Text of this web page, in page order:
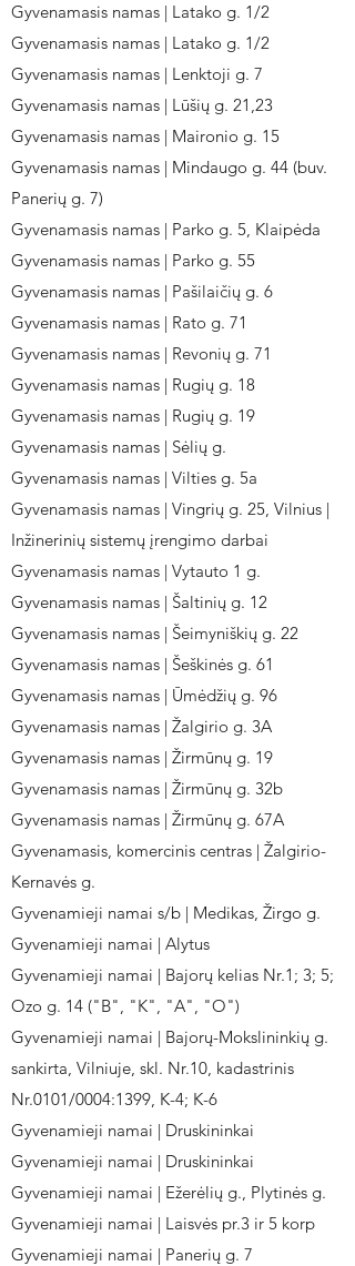
Gyvenamasis namas | Latako g. 1/2
Gyvenamasis namas | Latako g. 1/2
Gyvenamasis namas | Lenktoji g. 7
Gyvenamasis namas | Lūšių g. 21,23
Gyvenamasis namas | Maironio g. 15
Gyvenamasis namas | Mindaugo g. 44 (buv.
Panerių g. 7)
Gyvenamasis namas | Parko g. 5, Klaipėda
Gyvenamasis namas | Parko g. 55
Gyvenamasis namas | Pašilaičių g. 6
Gyvenamasis namas | Rato g. 71
Gyvenamasis namas | Revonių g. 71
Gyvenamasis namas | Rugių g. 18
Gyvenamasis namas | Rugių g. 19
Gyvenamasis namas | Sėlių g.
Gyvenamasis namas | Vilties g. 5a
Gyvenamasis namas | Vingrių g. 25, Vilnius |
Inžinerinių sistemų įrengimo darbai
Gyvenamasis namas | Vytauto 1 g.
Gyvenamasis namas | Šaltinių g. 12
Gyvenamasis namas | Šeimyniškių g. 22
Gyvenamasis namas | Šeškinės g. 61
Gyvenamasis namas | Ūmėdžių g. 96
Gyvenamasis namas | Žalgirio g. 3A
Gyvenamasis namas | Žirmūnų g. 19
Gyvenamasis namas | Žirmūnų g. 32b
Gyvenamasis namas | Žirmūnų g. 67A
Gyvenamasis, komercinis centras | Žalgirio-
Kernavės g.
Gyvenamieji namai s/b | Medikas, Žirgo g.
Gyvenamieji namai | Alytus
Gyvenamieji namai | Bajorų kelias Nr.1; 3; 5;
Ozo g. 14 ("B", "K", "A", "O")
Gyvenamieji namai | Bajorų-Mokslininkių g.
sankirta, Vilniuje, skl. Nr.10, kadastrinis
Nr.0101/0004:1399, K-4; K-6
Gyvenamieji namai | Druskininkai
Gyvenamieji namai | Druskininkai
Gyvenamieji namai | Ežerėlių g., Plytinės g.
Gyvenamieji namai | Laisvės pr.3 ir 5 korp
Gyvenamieji namai | Panerių g. 7